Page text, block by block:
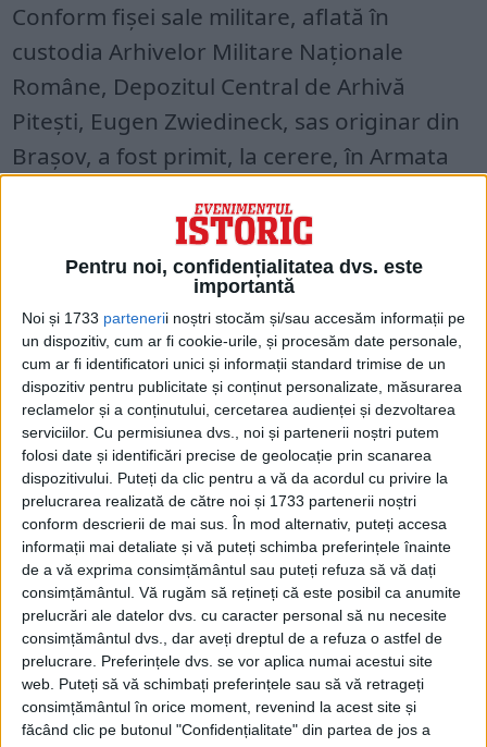
Pentru noi, confidențialitatea dvs. este
importantă
Noi și 1733 partenerii noștri stocăm și/sau accesăm informații pe
un dispozitiv, cum ar fi cookie-urile, și procesăm date personale,
cum ar fi identificatori unici și informații standard trimise de un
dispozitiv pentru publicitate și conținut personalizate, măsurarea
reclamelor și a conținutului, cercetarea audienței și dezvoltarea
serviciilor. Cu permisiunea dvs., noi și partenerii noștri putem
folosi date și identificări precise de geolocație prin scanarea
dispozitivului. Puteți da clic pentru a vă da acordul cu privire la
prelucrarea realizată de către noi și 1733 partenerii noștri
conform descrierii de mai sus. În mod alternativ, puteți accesa
informații mai detaliate și vă puteți schimba preferințele înainte
de a vă exprima consimțământul sau puteți refuza să vă dați
consimțământul. Vă rugăm să rețineți că este posibil ca anumite
prelucrări ale datelor dvs. cu caracter personal să nu necesite
consimțământul dvs., dar aveți dreptul de a refuza o astfel de
prelucrare. Preferințele dvs. se vor aplica numai acestui site
web. Puteți să vă schimbați preferințele sau să vă retrageți
consimțământul în orice moment, revenind la acest site și
făcând clic pe butonul "Confidențialitate" din partea de jos a
Conform fișei sale militare, aflată în
custodia Arhivelor Militare Naționale
Române, Depozitul Central de Arhivă
Pitești, Eugen Zwiedineck, sas originar din
Brașov, a fost primit, la cerere, în Armata
Acces restricționat. Dacă doriți să citiți
acest articol, mergeți pe
edituradecarte.roși achiziționați ediția
Mai 2023
Din ultima ediție ...
Regina României
Carol al II-lea și acțiunile sale care au ruinat
România Mare
Afaceri oneroase care au marcat România
modernă: Strousberg și Hallier
ETICHETE:
PUBLICAT IN CATEGORIILE: MAI 2023
DISTRIBUIE ȘTIREA: FACEBOOK|TWITTER
DACĂ VA PLAC MATERIALELE PUBLICATE, VA INVITĂM SĂ NE URMĂRIȚI
PAGINA NOASTRĂ DE FACEBOOK